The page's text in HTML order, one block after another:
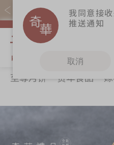
易赏钱会员凭推广码购买
关于奇华 奇华饼食
嫁喜礼
至尊月饼 贺年食品
我同意接
推送通知
取消